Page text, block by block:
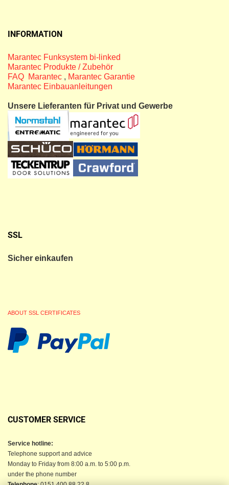
INFORMATION
Marantec Funksystem bi-linked
Marantec Produkte / Zubehör
FAQ Marantec , Marantec Garantie
Marantec Einbauanleitungen
Unsere Lieferanten für Privat und Gewerbe
SSL
Sicher einkaufen
ABOUT SSL CERTIFICATES
CUSTOMER SERVICE
Service hotline:
Telephone support and advice
Monday to Friday from 8:00 a.m. to 5:00 p.m.
under the phone number